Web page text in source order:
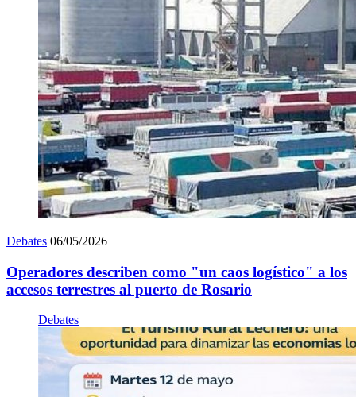
Debates 06/05/2026
Operadores describen como "un caos logístico" a los
accesos terrestres al puerto de Rosario
Debates